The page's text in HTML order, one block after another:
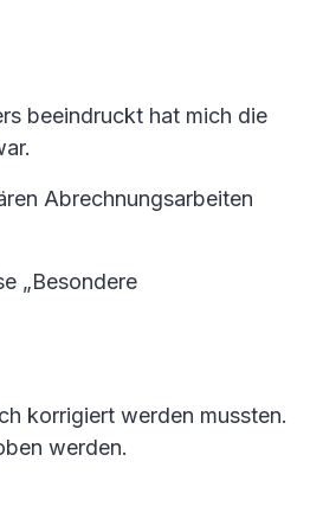
beeindruckt hat mich die
Abrechnungsarbeiten
„Besondere
korrigiert werden mussten.
werden.